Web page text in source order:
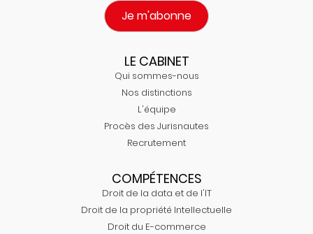
Je m'abonne
LE CABINET
Qui sommes-nous
Nos distinctions
L'équipe
Procès des Jurisnautes
Recrutement
COMPÉTENCES
Droit de la data et de l'IT
Droit de la propriété Intellectuelle
Droit du E-commerce